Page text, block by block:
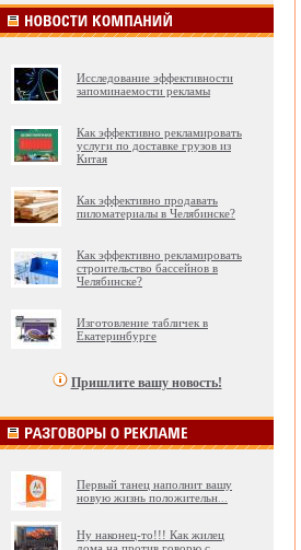
Исследование эффективности
запоминаемости рекламы
Как эффективно рекламировать
услуги по доставке грузов из
Китая
Как эффективно продавать
пиломатериалы в Челябинске?
Как эффективно рекламировать
строительство бассейнов в
Челябинске?
Изготовление табличек в
Екатеринбурге
Пришлите вашу новость!
Первый танец наполнит вашу
новую жизнь положительн
Ну наконец-то!!! Как жилец